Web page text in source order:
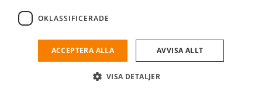
Kostnadsfri företagsprofil
och söka efter passande kandidater till ditt företag.
OKLASSIFICERADE
ACCEPTERA ALLA AVVISA ALLT
VISA DETALJER